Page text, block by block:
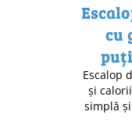
cu
Escalop
și
simplă